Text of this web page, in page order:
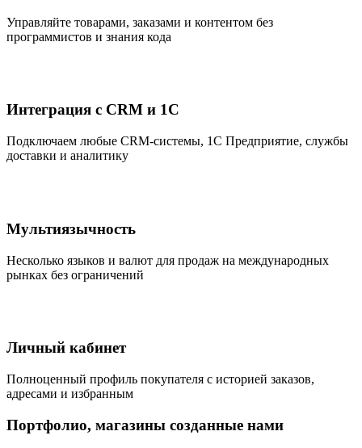
Управляйте товарами, заказами и контентом без
программистов и знания кода
Интеграция с CRM и 1С
Подключаем любые CRM-системы, 1С Предприятие, службы
доставки и аналитику
Мультиязычность
Несколько языков и валют для продаж на международных
рынках без ограничений
Личный кабинет
Полноценный профиль покупателя с историей заказов,
адресами и избранным
Портфолио, магазины созданные нами